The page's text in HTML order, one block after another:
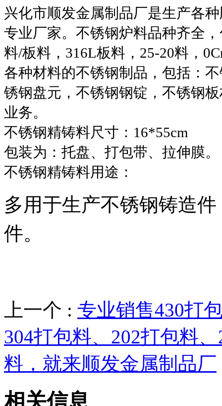
兴化市顺发金属制品厂是生产各
专业厂家。不锈钢炉料品种齐全
料/板料，316L板料，25-20料，
各种材料的不锈钢制品，包括：
锈钢盘元，不锈钢钢锭，不锈钢
业务。
不锈钢精铸料尺寸：16*55cm
包装为：托盘、打包带、拉伸膜。
不锈钢精铸料用途：
多用于生产不锈钢铸造
件。
上一个 : 专业销售430打
304打包料、202打包料
料，就来顺发金属制品厂
相关信息